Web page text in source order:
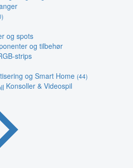
og spots
og tilbehør
strips
og Smart Home (44)
Konsoller & Videospil